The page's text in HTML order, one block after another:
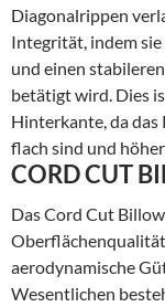
Diagonalrippen
Integrität, indem
und einen
betätigt wird. Dies
Hinterkante, da
flach sind und
CORD CUT
Das Cord Cut
aerodynamische
Wesentlichen